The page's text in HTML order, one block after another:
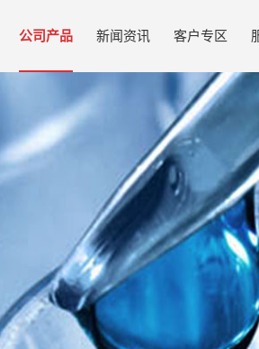
公司产品 新闻资讯 客户专区